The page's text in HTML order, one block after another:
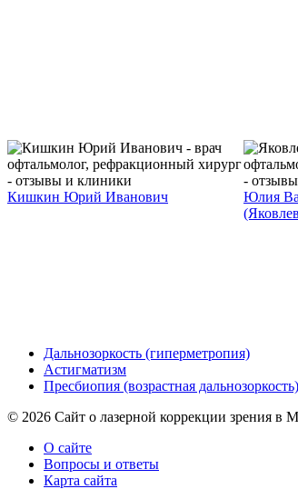
Кишкин Юрий Иванович
Юлия
Дальнозоркость (гиперметропия)
Астигматизм
Пресбиопия (возрастная дальнозоркость)
© 2026 Сайт о лазерной коррекции зрения в
О сайте
Вопросы и ответы
Карта сайта